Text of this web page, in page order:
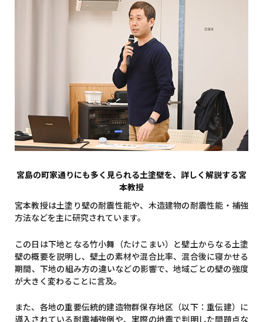
宮島の町家通りにも多く見られる土塗壁を、詳しく解説する宮
本教授
宮本教授は土塗り壁の耐震性能や、木造建物の耐震性能・補強
方法などを主に研究されています。
この日は下地となる竹小舞（たけこまい）と壁土からなる土塗
壁の概要を説明し、壁土の素材や混合比率、混合後に寝かせる
期間、下地の組み方の違いなどの影響で、地域ごとの壁の強度
が大きく変わることに言及。
また、各地の重要伝統的建造物群保存地区（以下：重伝建）に
導入されている耐震補強例や、実際の地震で判明した問題点な